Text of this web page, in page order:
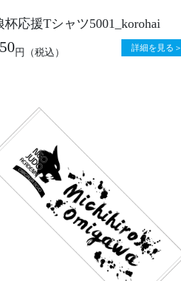
杯応援Tシャツ5001_korohai
円 （税込） 詳細を見る＞